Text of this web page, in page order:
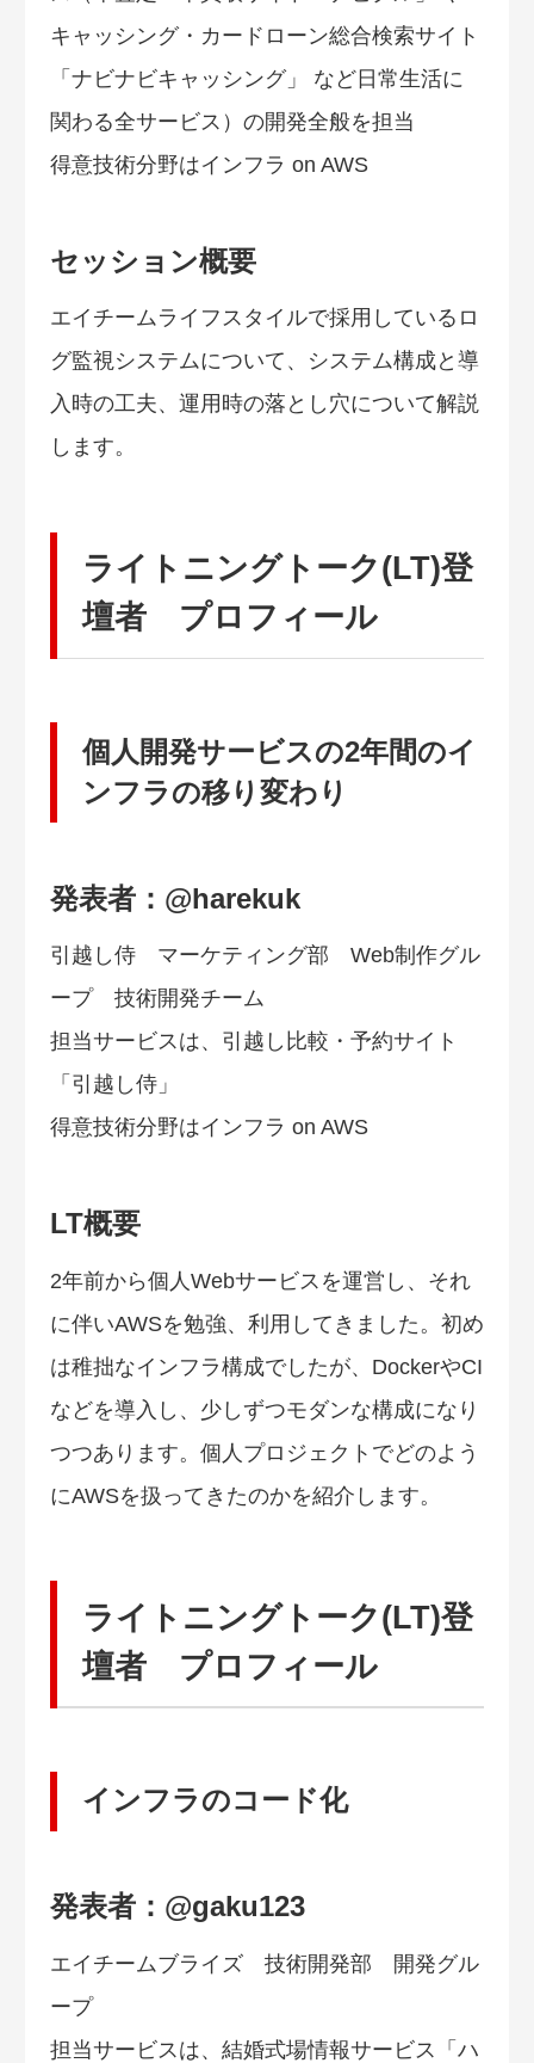
キャッシング・カードローン総合検索サイト
「ナビナビキャッシング」 など日常生活に
関わる全サービス）の開発全般を担当
得意技術分野はインフラ on AWS
セッション概要
エイチームライフスタイルで採用しているロ
グ監視システムについて、システム構成と導
入時の工夫、運用時の落とし穴について解説
します。
ライトニングトーク(LT)登
壇者 プロフィール
個人開発サービスの2年間のイ
ンフラの移り変わり
発表者：@harekuk
引越し侍 マーケティング部 Web制作グル
ープ 技術開発チーム
担当サービスは、引越し比較・予約サイト
「引越し侍」
得意技術分野はインフラ on AWS
LT概要
2年前から個人Webサービスを運営し、それ
に伴いAWSを勉強、利用してきました。初め
は稚拙なインフラ構成でしたが、DockerやCI
などを導入し、少しずつモダンな構成になり
つつあります。個人プロジェクトでどのよう
にAWSを扱ってきたのかを紹介します。
ライトニングトーク(LT)登
壇者 プロフィール
インフラのコード化
発表者：@gaku123
エイチームブライズ 技術開発部 開発グル
ープ
担当サービスは、結婚式場情報サービス「ハ